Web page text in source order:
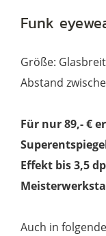
Funk
Größe:
Abstand
Für nur 89,- €
Effekt bis 3,5
Auch in